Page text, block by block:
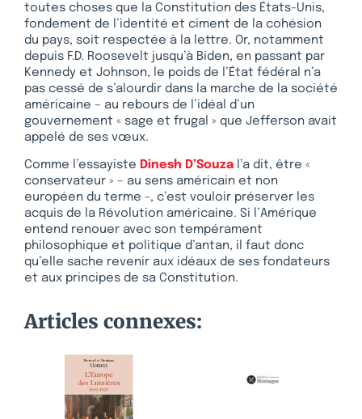
toutes choses que la Constitution des États-Unis,
fondement de l’identité et ciment de la cohésion
du pays, soit respectée à la lettre. Or, notamment
depuis F.D. Roosevelt jusqu’à Biden, en passant par
Kennedy et Johnson, le poids de l’État fédéral n’a
pas cessé de s’alourdir dans la marche de la société
américaine – au rebours de l’idéal d’un
gouvernement « sage et frugal » que Jefferson avait
appelé de ses vœux.
Comme l’essayiste Dinesh D’Souza l’a dit, être «
conservateur » – au sens américain et non
européen du terme -, c’est vouloir préserver les
acquis de la Révolution américaine. Si l’Amérique
entend renouer avec son tempérament
philosophique et politique d’antan, il faut donc
qu’elle sache revenir aux idéaux de ses fondateurs
et aux principes de sa Constitution.
Articles connexes: